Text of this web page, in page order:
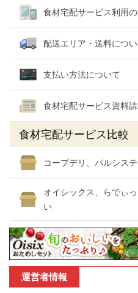
食材宅配サービス利用
配送エリア・送料につい
支払い方法について
食材宅配サービス資料
食材宅配サービス比較
コープデリ、パルシス
オイシックス、らでぃ
い
運営者情報